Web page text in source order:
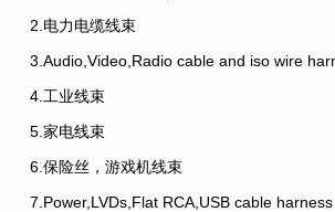
2.电力电缆线束
3.Audio,Video,Radio cable and iso wire
4.工业线束
5.家电线束
6.保险丝，游戏机线束
7.Power,LVDs,Flat RCA,USB cable harness